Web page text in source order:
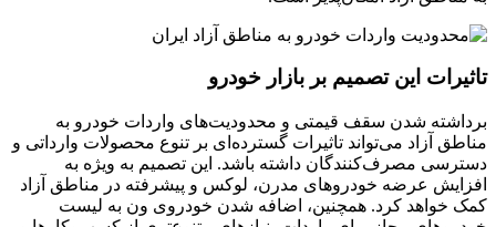
تاثیرات این تصمیم بر بازار خودرو
برداشته شدن سقف قیمتی و محدودیت‌های واردات خودرو به
مناطق آزاد می‌تواند تاثیرات گسترده‌ای بر تنوع محصولات وارداتی و
دسترسی مصرف‌کنندگان داشته باشد. این تصمیم به ویژه به
افزایش عرضه خودروهای مدرن، لوکس و پیشرفته در مناطق آزاد
کمک خواهد کرد. همچنین، اضافه شدن خودروی ون به لیست